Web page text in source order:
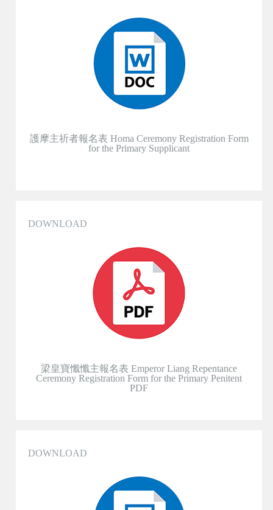
護摩主祈者報名表 Homa Ceremony Registration Form
for the Primary Supplicant
DOWNLOAD
梁皇寶懺懺主報名表 Emperor Liang Repentance
Ceremony Registration Form for the Primary Penitent
PDF
DOWNLOAD